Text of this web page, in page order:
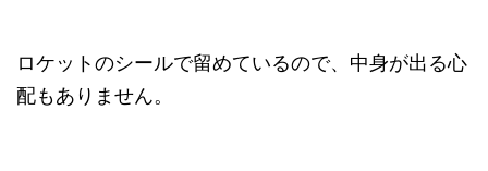
ロケットのシールで留めているので、中身が出る心
配もありません。